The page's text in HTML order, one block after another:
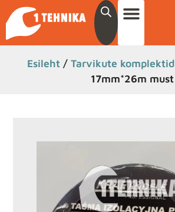
Esileht / Tarvikute komplektid
17mm*26m must